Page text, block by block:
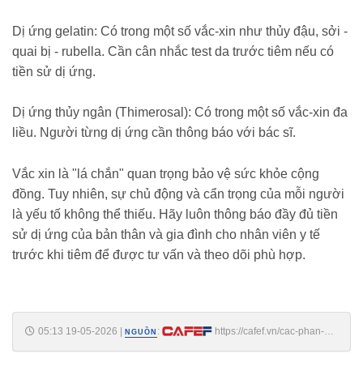
Dị ứng gelatin: Có trong một số vắc-xin như thủy đậu, sởi -
quai bị - rubella. Cần cân nhắc test da trước tiêm nếu có
tiền sử dị ứng.
Dị ứng thủy ngân (Thimerosal): Có trong một số vắc-xin đa
liều. Người từng dị ứng cần thông báo với bác sĩ.
Vắc xin là "lá chắn" quan trọng bảo vệ sức khỏe cộng
đồng. Tuy nhiên, sự chủ động và cẩn trọng của mỗi người
là yếu tố không thể thiếu. Hãy luôn thông báo đầy đủ tiền
sử dị ứng của bản thân và gia đình cho nhân viên y tế
trước khi tiêm để được tư vấn và theo dõi phù hợp.
05:13 19-05-2026 | NGUỒN :
https://cafef.vn/cac-phan-